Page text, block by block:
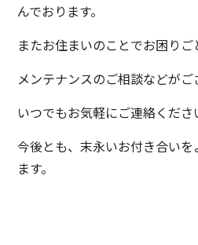
んでおります。
またお住まいのことでお困りご
メンテナンスのご相談などがご
いつでもお気軽にご連絡くださ
今後とも、末永いお付き合い
ます。